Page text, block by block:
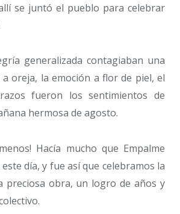
se juntó el pueblo para celebrar
generalizada contagiaban una
oreja, la emoción a flor de piel, el
fueron los sentimientos de
hermosa de agosto.
Hacía mucho que Empalme
día, y fue así que celebramos la
preciosa obra, un logro de años y